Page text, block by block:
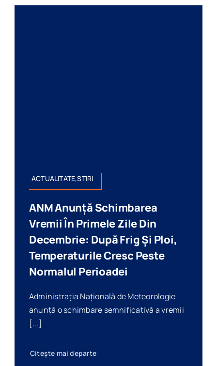
ACTUALITATE,STIRI
ANM Anunță Schimbarea
Vremii În Primele Zile Din
Decembrie: După Frig Și Ploi,
Temperaturile Cresc Peste
Normalul Perioadei
Administrația Națională de Meteorologie
anunță o schimbare semnificativă a vremii
[...]
Citește mai departe